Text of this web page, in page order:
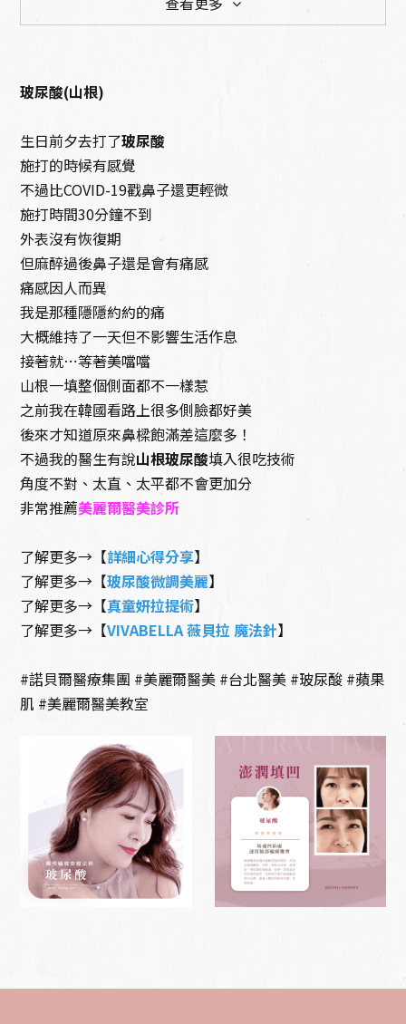
針劑注射
光電儀器
整形微整形 抗衰老保養
玻尿酸(山根)
生日前夕去打了玻尿酸
施打的時候有感覺
不過比COVID-19戳鼻子還更輕微
施打時間30分鐘不到
外表沒有恢復期
但麻醉過後鼻子還是會有痛感
痛感因人而異
我是那種隱隱約約的痛
大概維持了一天但不影響生活作息
接著就⋯等著美噹噹
山根一填整個側面都不一樣惹
之前我在韓國看路上很多側臉都好美
後來才知道原來鼻樑飽滿差這麼多！
不過我的醫生有說山根玻尿酸填入很吃技術
角度不對、太直、太平都不會更加分
非常推薦美麗爾醫美診所
了解更多→【詳細心得分享】
了解更多→【玻尿酸微調美麗】
了解更多→【真童妍拉提術】
了解更多→【VIVABELLA 薇貝拉 魔法針】
#諾貝爾醫療集團 #美麗爾醫美 #台北醫美 #玻尿酸 #蘋果
肌 #美麗爾醫美教室